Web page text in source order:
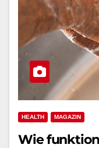
HEALTH MAGAZIN
Wie